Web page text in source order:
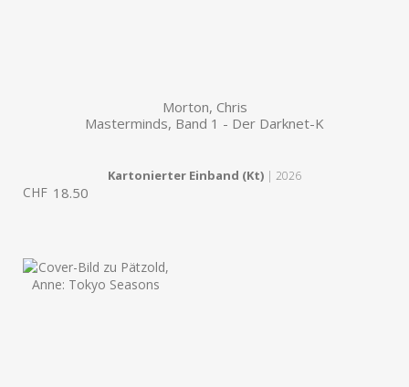
Morton, Chris
Masterminds, Band 1 - Der Darknet-K
Kartonierter Einband (Kt) | 2026
CHF 18.50